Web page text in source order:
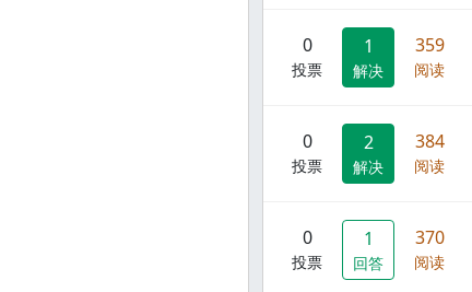
0
投票
1
解决
359
阅读
0
投票
2
解决
384
阅读
0
投票
1
回答
370
阅读